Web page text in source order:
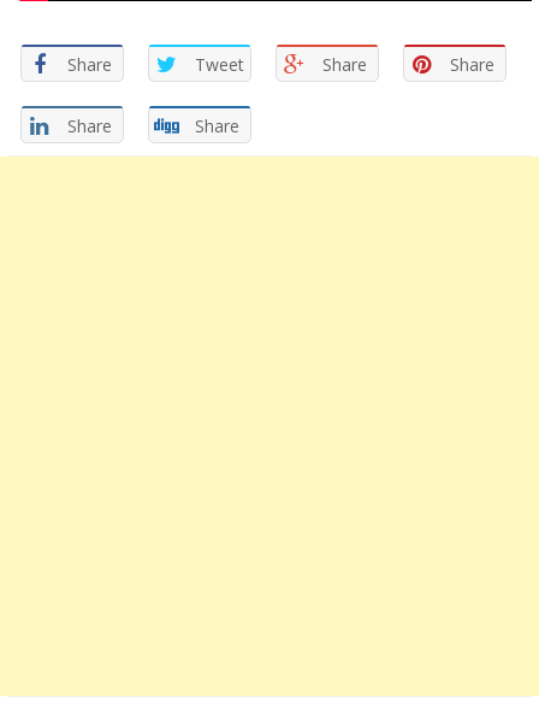
Share Tweet Share Share
Share Share